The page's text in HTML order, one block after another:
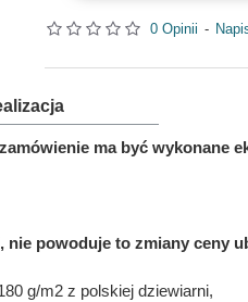
0 Opinii -
ma być wykonane
powoduje to zmiany ceny
g/m2 z polskiej dziewiarni,